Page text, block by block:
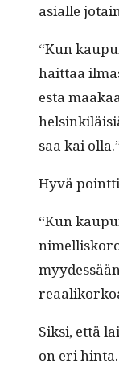
asialle
“Kun
hait­taa
es­ta
saa kai
Hyvä
“Kun
Sik­si, että
on eri hinta.